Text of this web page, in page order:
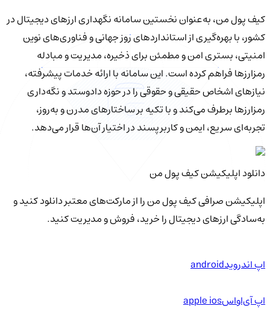
کیف‌ پول من، به‌عنوان نخستین سامانه نگهداری ارزهای دیجیتال در
کشور، با بهره‌گیری از استانداردهای روز جهانی و فناوری‌های نوین
امنیتی، بستری امن و مطمئن برای ذخیره، مدیریت و مبادله
رمزارزها فراهم کرده است. این سامانه با ارائه خدمات پیشرفته،
نیازهای اشخاص حقیقی و حقوقی را در حوزه دادوستد و نگه‌داری
رمزارزها برطرف می‌کند و با تکیه بر ساختارهای مدرن و به‌روز،
تجربه‌ای سریع، ایمن و کاربرپسند در اختیار آن‌ها قرار می‌دهد.
دانلود اپلیکیشن کیف‌ پول من
اپلیکیشن صرافی کیف پول من را از مارکت‌های معتبر دانلود کنید و
به‌سادگی ارزهای دیجیتال را خرید، فروش و مدیریت کنید.
اپ اندرویدandroid
اپ آی‌او‌اسapple ios